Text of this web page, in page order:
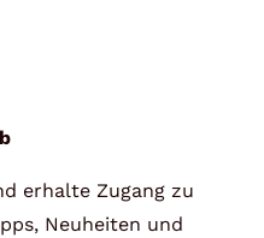
erhalte Zugang zu
Neuheiten und